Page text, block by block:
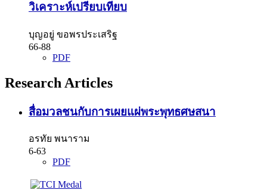
วิเคราะห์เปรียบเทียบ
บุญอยู่ ขอพรประเสริฐ
66-88
PDF
Research Articles
สื่อมวลชนกับการเผยแผ่พระพุทธศษสนา
อรทัย พนาราม
6-63
PDF